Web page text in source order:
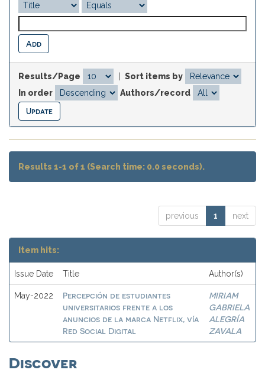
Results/Page
Sort items by
In order
Authors/record
Results 1-1 of 1 (Search time: 0.0 seconds).
previous 1 next
Item hits:
Issue Date Title Author(s)
May-2022
Percepción de estudiantes
universitarios frente a los
anuncios de la marca Netflix, vía
Red Social Digital
MIRIAM
GABRIELA
ALEGRÍA
ZAVALA
Discover